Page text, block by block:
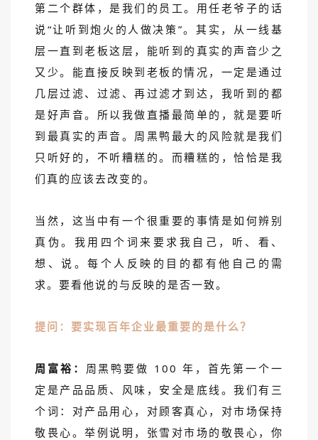
第二个群体，是我们的员工。用任老爷子的话
说“让听到炮火的人做决策”。其实，从一线基
层一直到老板这层，能听到的真实的声音少之
又少。能直接反映到老板的情况，一定是通过
几层过滤、过滤、再过滤才到达，我听到的都
是好声音。所以我做直播最简单的，就是要听
到最真实的声音。周黑鸭最大的风险就是我们
只听好的，不听糟糕的。而糟糕的，恰恰是我
们真的应该去改变的。
当然，这当中有一个很重要的事情是如何辨别
真伪。我用四个词来要求我自己，听、看、
想、说。每个人反映的目的都有他自己的需
求。要看他说的与反映的是否一致。
提问：要实现百年企业最重要的是什么？
周富裕： 周黑鸭要做 100 年，首先第一个一
定是产品品质、风味，安全是底线。我们有三
个词：对产品用心，对顾客真心，对市场保持
敬畏心。举例说明，张雪对市场的敬畏心，你